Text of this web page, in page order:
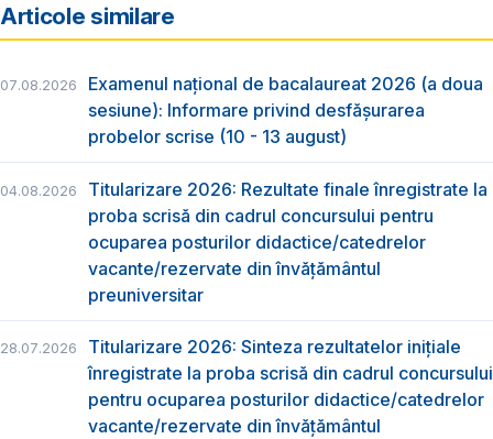
Articole similare
07.08.2026
Examenul național de bacalaureat 2026 (a doua
sesiune): Informare privind desfășurarea
probelor scrise (10 - 13 august)
04.08.2026
Titularizare 2026: Rezultate finale înregistrate la
proba scrisă din cadrul concursului pentru
ocuparea posturilor didactice/catedrelor
vacante/rezervate din învăţământul
preuniversitar
28.07.2026
Titularizare 2026: Sinteza rezultatelor inițiale
înregistrate la proba scrisă din cadrul concursului
pentru ocuparea posturilor didactice/catedrelor
vacante/rezervate din învăţământul